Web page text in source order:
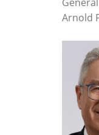
Arnold